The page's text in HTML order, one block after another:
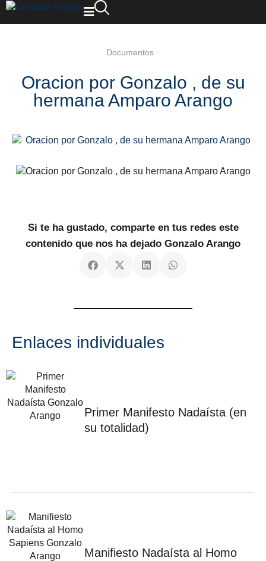
Documentos
Oracion por Gonzalo , de su
hermana Amparo Arango
Si te ha gustado, comparte en tus redes este
contenido que nos ha dejado Gonzalo Arango
Enlaces individuales
Primer Manifesto Nadaísta (en
su totalidad)
Manifiesto Nadaísta al Homo